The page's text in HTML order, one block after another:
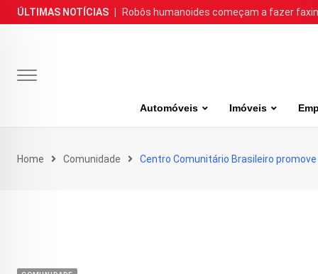
Skip
to
ÚLTIMAS NOTÍCIAS Robôs humanoides começam a fazer
Automóveis Imóveis
Home Comunidade Centro Comunitário Brasileiro